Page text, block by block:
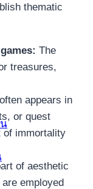
thematic
The
treasures,
appears in
or quest
of immortality
of aesthetic
employed